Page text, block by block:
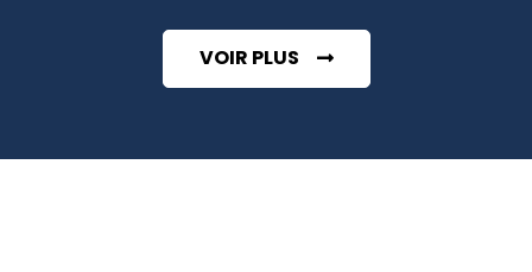
VOIR PLUS